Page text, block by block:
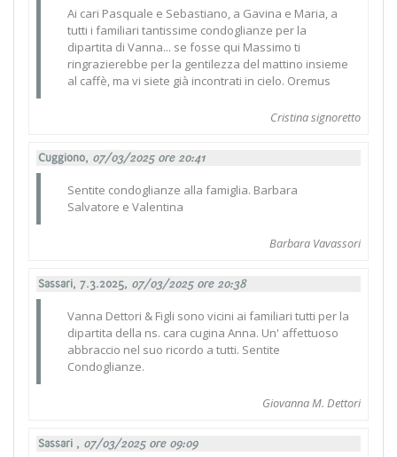
Ai cari Pasquale e Sebastiano, a Gavina e Maria, a
tutti i familiari tantissime condoglianze per la
dipartita di Vanna... se fosse qui Massimo ti
ringrazierebbe per la gentilezza del mattino insieme
al caffè, ma vi siete già incontrati in cielo. Oremus
Cristina signoretto
Cuggiono, 07/03/2025 ore 20:41
Sentite condoglianze alla famiglia. Barbara
Salvatore e Valentina
Barbara Vavassori
Sassari, 7.3.2025, 07/03/2025 ore 20:38
Vanna Dettori & Figli sono vicini ai familiari tutti per la
dipartita della ns. cara cugina Anna. Un' affettuoso
abbraccio nel suo ricordo a tutti. Sentite
Condoglianze.
Giovanna M. Dettori
Sassari , 07/03/2025 ore 09:09